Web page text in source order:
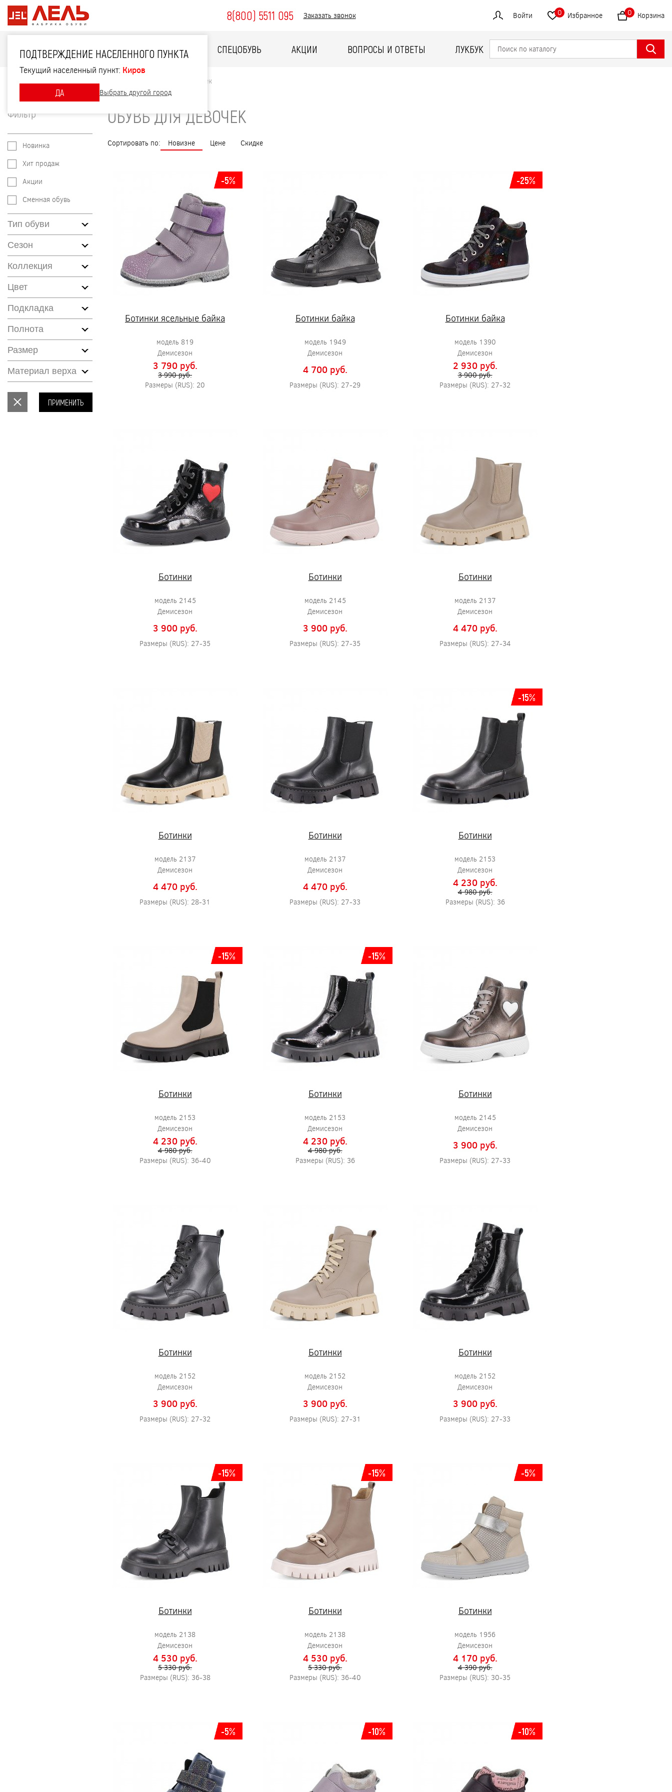
8(800) 5511 095 Заказать звонок Войти Избранное
0 Корзина
0
ПОДТВЕРЖДЕНИЕ НАСЕЛЕННОГО ПУНКТА
Текущий населенный пункт: Киров
ДА Выбрать другой город
ДЛЯ НЕЁ ДЛЯ НЕГО ДЛЯ ДЕТЕЙ СПЕЦОБУВЬ АКЦИИ ВОПРОСЫ И ОТВЕТЫ ЛУКБУК
Обувь для девочек
Фильтр
Новинка
Хит продаж
Акции
Сменная обувь
Тип обуви
Сезон
Коллекция
Цвет
Подкладка
Полнота
Размер
Материал верха
ПРИМЕНИТЬ
ОБУВЬ ДЛЯ ДЕВОЧЕК
Сортировать по: Новизне Цене Скидке
-5%
Ботинки ясельные байка
модель 819
Демисезон
3 790 pуб.
3 990 pуб.
Размеры (RUS): 20
Ботинки байка
модель 1949
Демисезон
4 700 pуб.
Размеры (RUS): 27-29
-25%
Ботинки байка
модель 1390
Демисезон
2 930 pуб.
3 900 pуб.
Размеры (RUS): 27-32
Ботинки
модель 2145
Демисезон
3 900 pуб.
Размеры (RUS): 27-35
Ботинки
модель 2145
Демисезон
3 900 pуб.
Размеры (RUS): 27-35
Ботинки
модель 2137
Демисезон
4 470 pуб.
Размеры (RUS): 27-34
Ботинки
модель 2137
Демисезон
4 470 pуб.
Размеры (RUS): 28-31
Ботинки
модель 2137
Демисезон
4 470 pуб.
Размеры (RUS): 27-33
-15%
Ботинки
модель 2153
Демисезон
4 230 pуб.
4 980 pуб.
Размеры (RUS): 36
-15%
Ботинки
модель 2153
Демисезон
4 230 pуб.
4 980 pуб.
Размеры (RUS): 36-40
-15%
Ботинки
модель 2153
Демисезон
4 230 pуб.
4 980 pуб.
Размеры (RUS): 36
Ботинки
модель 2145
Демисезон
3 900 pуб.
Размеры (RUS): 27-33
Ботинки
модель 2152
Демисезон
3 900 pуб.
Размеры (RUS): 27-32
Ботинки
модель 2152
Демисезон
3 900 pуб.
Размеры (RUS): 27-31
Ботинки
модель 2152
Демисезон
3 900 pуб.
Размеры (RUS): 27-33
-15%
Ботинки
модель 2138
Демисезон
4 530 pуб.
5 330 pуб.
Размеры (RUS): 36-38
-15%
Ботинки
модель 2138
Демисезон
4 530 pуб.
5 330 pуб.
Размеры (RUS): 36-40
-5%
Ботинки
модель 1956
Демисезон
4 170 pуб.
4 390 pуб.
Размеры (RUS): 30-35
-5% -10% -10%